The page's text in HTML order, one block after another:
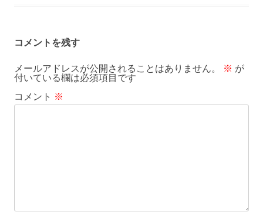
コメントを残す
メールアドレスが公開されることはありません。
※ が
付いている欄は必須項目です
コメント ※